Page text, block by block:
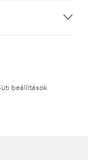
beállítások